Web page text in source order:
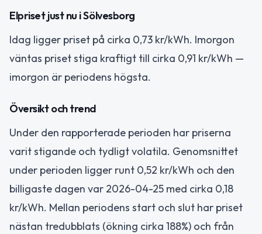
Elpriset just nu i Sölvesborg
Idag ligger priset på cirka 0,73 kr/kWh. Imorgon
väntas priset stiga kraftigt till cirka 0,91 kr/kWh —
imorgon är periodens högsta.
Översikt och trend
Under den rapporterade perioden har priserna
varit stigande och tydligt volatila. Genomsnittet
under perioden ligger runt 0,52 kr/kWh och den
billigaste dagen var 2026-04-25 med cirka 0,18
kr/kWh. Mellan periodens start och slut har priset
nästan tredubblats (ökning cirka 188%) och från